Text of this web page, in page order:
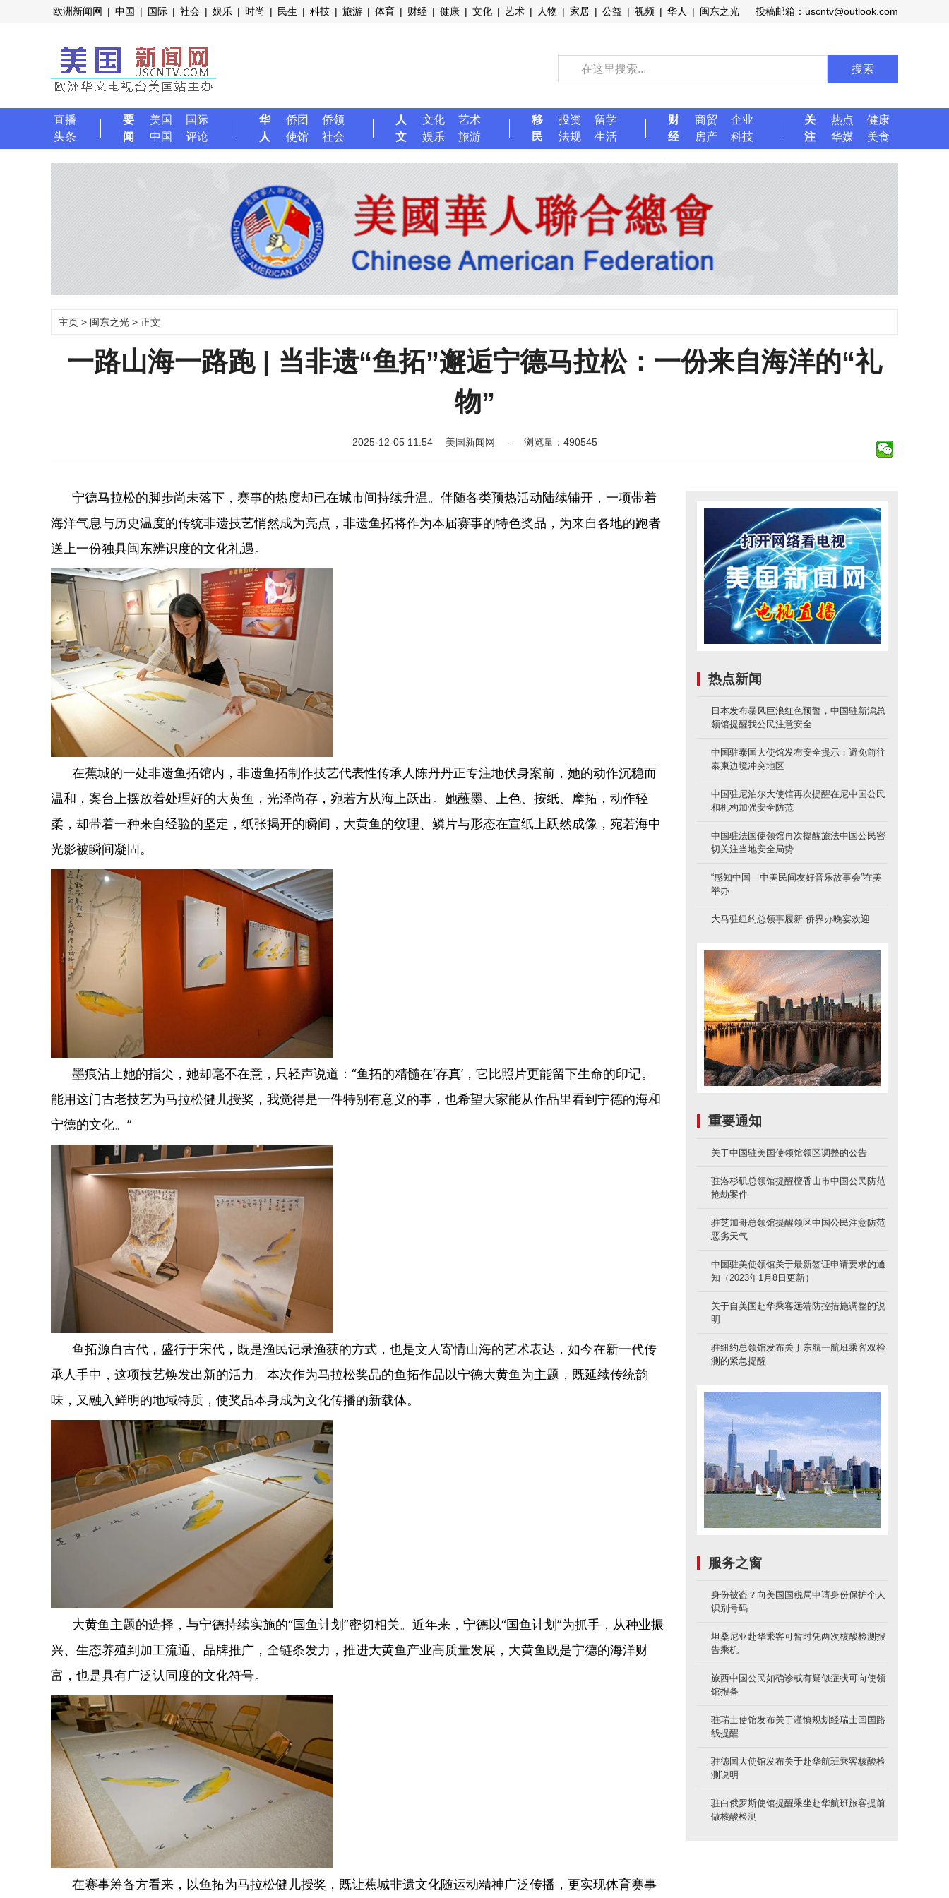
欧洲新闻网 | 中国 | 国际 | 社会 | 娱乐 | 时尚 | 民生 | 科技 | 旅游 | 体育 | 财经 | 健康 | 文化 | 艺术 | 人物 | 家居 | 公益 | 视频 | 华人 | 闽东之光 投稿邮箱：uscntv@outlook.com
搜索
直播
头条
要
闻
美国
国际
中国
评论
华
人
侨团
侨领
使馆
社会
人
文
文化
艺术
娱乐
旅游
移
民
投资
留学
法规
生活
财
经
商贸
企业
房产
科技
关
注
热点
健康
华媒
美食
主页 > 闽东之光 > 正文
一路山海一路跑 | 当非遗“鱼拓”邂逅宁德马拉松：一份来自海洋的“礼
物”
2025-12-05 11:54 美国新闻网 - 浏览量：490545
宁德马拉松的脚步尚未落下，赛事的热度却已在城市间持续升温。伴随各类预热活动陆续铺开，一项带着
海洋气息与历史温度的传统非遗技艺悄然成为亮点，非遗鱼拓将作为本届赛事的特色奖品，为来自各地的跑者
送上一份独具闽东辨识度的文化礼遇。
在蕉城的一处非遗鱼拓馆内，非遗鱼拓制作技艺代表性传承人陈丹丹正专注地伏身案前，她的动作沉稳而
温和，案台上摆放着处理好的大黄鱼，光泽尚存，宛若方从海上跃出。她蘸墨、上色、按纸、摩拓，动作轻
柔，却带着一种来自经验的坚定，纸张揭开的瞬间，大黄鱼的纹理、鳞片与形态在宣纸上跃然成像，宛若海中
光影被瞬间凝固。
墨痕沾上她的指尖，她却毫不在意，只轻声说道：“鱼拓的精髓在‘存真’，它比照片更能留下生命的印记。
能用这门古老技艺为马拉松健儿授奖，我觉得是一件特别有意义的事，也希望大家能从作品里看到宁德的海和
宁德的文化。”
鱼拓源自古代，盛行于宋代，既是渔民记录渔获的方式，也是文人寄情山海的艺术表达，如今在新一代传
承人手中，这项技艺焕发出新的活力。本次作为马拉松奖品的鱼拓作品以宁德大黄鱼为主题，既延续传统韵
味，又融入鲜明的地域特质，使奖品本身成为文化传播的新载体。
大黄鱼主题的选择，与宁德持续实施的“国鱼计划”密切相关。近年来，宁德以“国鱼计划”为抓手，从种业振
兴、生态养殖到加工流通、品牌推广，全链条发力，推进大黄鱼产业高质量发展，大黄鱼既是宁德的海洋财
富，也是具有广泛认同度的文化符号。
在赛事筹备方看来，以鱼拓为马拉松健儿授奖，既让蕉城非遗文化随运动精神广泛传播，更实现体育赛事
热点新闻
日本发布暴风巨浪红色预警，中国驻新潟总
领馆提醒我公民注意安全
中国驻泰国大使馆发布安全提示：避免前往
泰柬边境冲突地区
中国驻尼泊尔大使馆再次提醒在尼中国公民
和机构加强安全防范
中国驻法国使领馆再次提醒旅法中国公民密
切关注当地安全局势
“感知中国—中美民间友好音乐故事会”在美
举办
大马驻纽约总领事履新 侨界办晚宴欢迎
重要通知
关于中国驻美国使领馆领区调整的公告
驻洛杉矶总领馆提醒檀香山市中国公民防范
抢劫案件
驻芝加哥总领馆提醒领区中国公民注意防范
恶劣天气
中国驻美使领馆关于最新签证申请要求的通
知（2023年1月8日更新）
关于自美国赴华乘客远端防控措施调整的说
明
驻纽约总领馆发布关于东航一航班乘客双检
测的紧急提醒
服务之窗
身份被盗？向美国国税局申请身份保护个人
识别号码
坦桑尼亚赴华乘客可暂时凭两次核酸检测报
告乘机
旅西中国公民如确诊或有疑似症状可向使领
馆报备
驻瑞士使馆发布关于谨慎规划经瑞士回国路
线提醒
驻德国大使馆发布关于赴华航班乘客核酸检
测说明
驻白俄罗斯使馆提醒乘坐赴华航班旅客提前
做核酸检测